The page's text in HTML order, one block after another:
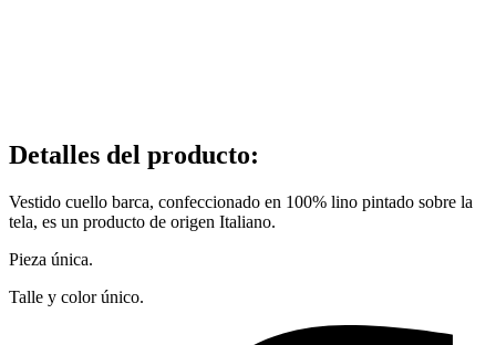
Detalles del producto:
Vestido cuello barca, confeccionado en 100% lino pintado sobre la
tela, es un producto de origen Italiano.
Pieza única.
Talle y color único.